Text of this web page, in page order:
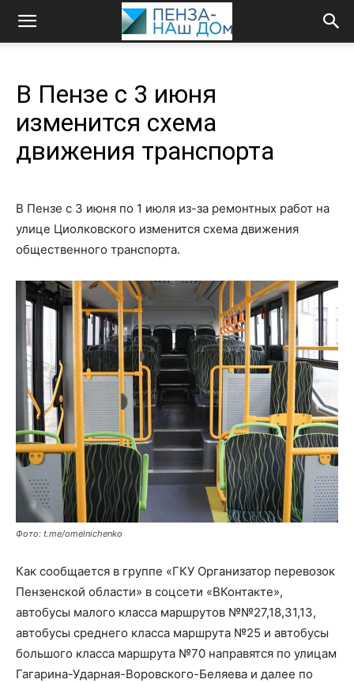
В Пензе с 3 июня
изменится схема
движения транспорта
В Пензе с 3 июня по 1 июля из-за ремонтных работ на
улице Циолковского изменится схема движения
общественного транспорта.
Фото: t.me/omelnichenko
Как сообщается в группе «ГКУ Организатор перевозок
Пензенской области» в соцсети «ВКонтакте»,
автобусы малого класса маршрутов №№27,18,31,13,
автобусы среднего класса маршрута №25 и автобусы
большого класса маршрута №70 направятся по улицам
Гагарина-Ударная-Воровского-Беляева и далее по